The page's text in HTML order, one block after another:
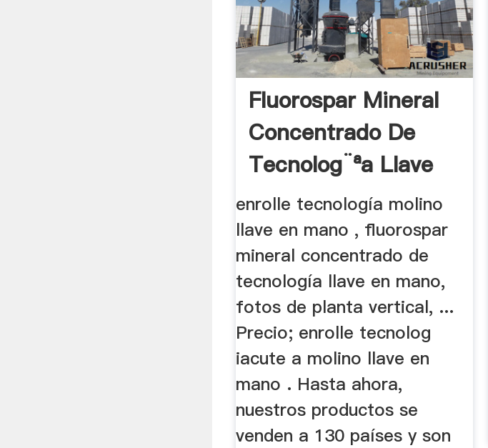
Fluorospar Mineral
Concentrado De
Tecnolog¨ªa Llave
En Mano
enrolle tecnología molino
llave en mano , fluorospar
mineral concentrado de
tecnología llave en mano,
fotos de planta vertical, ...
Precio; enrolle tecnolog
iacute a molino llave en
mano . Hasta ahora,
nuestros productos se
venden a 130 países y son